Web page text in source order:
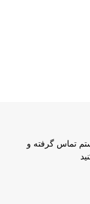
تماس گرفته و